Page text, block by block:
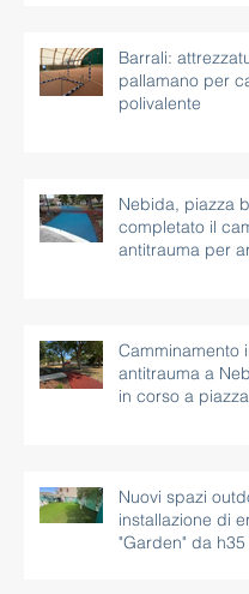
Barrali:
pallamano per
polivalente
Nebida, piazza
completato il
antitrauma per
Camminamento
antitrauma a
in corso a
Nuovi spazi
installazione di
"Garden" da h35